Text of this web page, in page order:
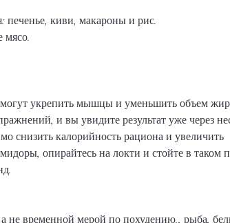
печенье, киви, макароны и рис.
мясо.
укрепить мышцы и уменьшить объем
и вы увидите результат уже через
снизить калорийность рациона и увеличить
опирайтесь на локти и стойте в таком
не временной мерой по похудению., рыба,